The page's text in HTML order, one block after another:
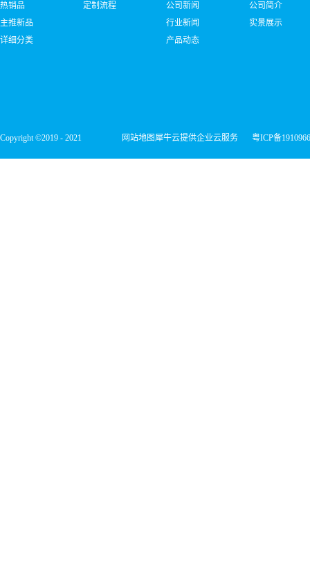
热销品
主推新品
详细分类
定制流程
公司新闻
行业新闻
产品动态
公司简介
实景展示
Copyright ©2019 - 2021 网站地图犀牛云提供企业云服务 粤ICP备